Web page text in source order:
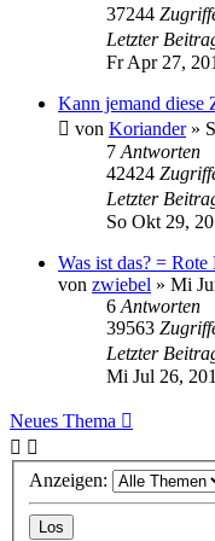
37244
Letzter
Fr Apr 27,
Kann jemand diese
von Koriander»
7 Antworten
42424
Letzter
So Okt 29,
Was ist das? =
von zwiebel » Mi
6 Antworten
39563
Letzter
Mi Jul 26,
Neues Thema
Anzeigen: